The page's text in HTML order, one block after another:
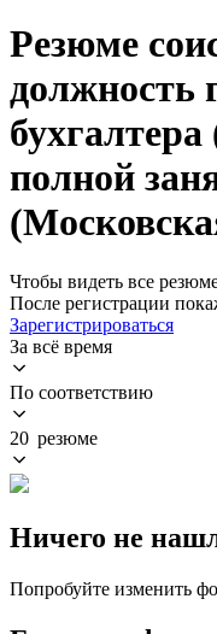
Резюме
должность
бухгалтера
полной
Чтобы видеть все
После регистрации
Зарегистрироваться
За всё время
По соответствию
20 резюме
Ничего не
Попробуйте изменить